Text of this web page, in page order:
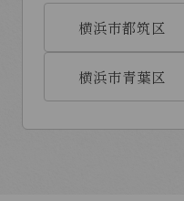
横浜市都筑区
横浜市青葉区